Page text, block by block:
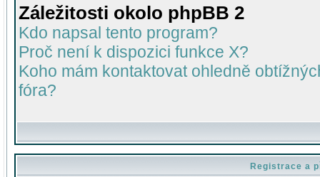
Záležitosti okolo phpBB 2
Kdo napsal tento program?
Proč není k dispozici funkce X?
Koho mám kontaktovat ohledně
fóra?
Registrace a